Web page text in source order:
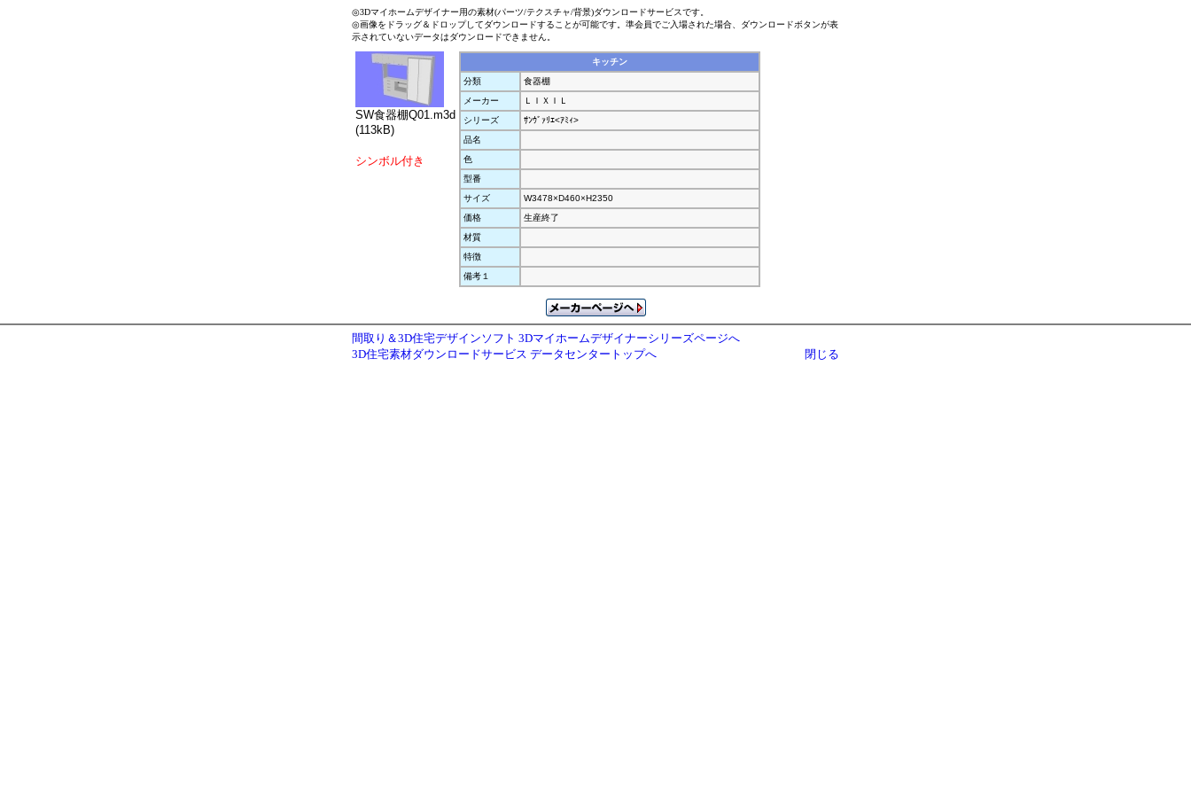
◎3Dマイホームデザイナー用の素材(パーツ/テクスチャ/背景)ダウンロードサービスです。
◎画像をドラッグ＆ドロップしてダウンロードすることが可能です。準会員でご入場された場合、ダウンロードボタンが表
示されていないデータはダウンロードできません。
SW食器棚Q01.m3d
(113kB)
シンボル付き
キッチン
分類
食器棚
メーカー
ＬＩＸＩＬ
シリーズ
ｻﾝｳﾞｧﾘｴ<ｱﾐｨ>
品名
色
型番
サイズ
W3478×D460×H2350
価格
生産終了
材質
特徴
備考１
間取り＆3D住宅デザインソフト 3Dマイホームデザイナーシリーズページへ
3D住宅素材ダウンロードサービス データセンタートップへ
閉じる